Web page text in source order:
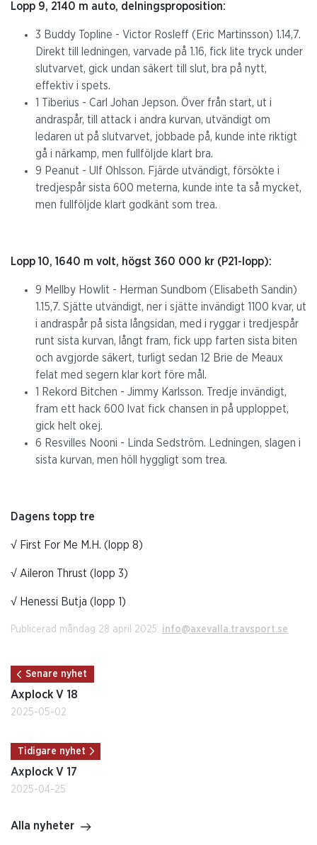
Lopp 9, 2140 m auto, delningsproposition:
3 Buddy Topline - Victor Rosleff (Eric Martinsson) 1.14,7.
Direkt till ledningen, varvade på 1.16, fick lite tryck under
slutvarvet, gick undan säkert till slut, bra på nytt,
effektiv i spets.
1 Tiberius - Carl Johan Jepson. Över från start, ut i
andraspår, till attack i andra kurvan, utvändigt om
ledaren ut på slutvarvet, jobbade på, kunde inte riktigt
gå i närkamp, men fullföljde klart bra.
9 Peanut - Ulf Ohlsson. Fjärde utvändigt, försökte i
tredjespår sista 600 meterna, kunde inte ta så mycket,
men fullföljde klart godkänt som trea.
Lopp 10, 1640 m volt, högst 360 000 kr (P21-lopp):
9 Mellby Howlit - Herman Sundbom (Elisabeth Sandin)
1.15,7. Sjätte utvändigt, ner i sjätte invändigt 1100 kvar, ut
i andraspår på sista långsidan, med i ryggar i tredjespår
runt sista kurvan, långt fram, fick upp farten sista biten
och avgjorde säkert, turligt sedan 12 Brie de Meaux
felat med segern klar kort före mål.
1 Rekord Bitchen - Jimmy Karlsson. Tredje invändigt,
fram ett hack 600 lvat fick chansen in på upploppet,
gick helt okej.
6 Resvilles Nooni - Linda Sedström. Ledningen, slagen i
sista kurvan, men höll hyggligt som trea.
Dagens topp tre
√ First For Me M.H. (lopp 8)
√ Aileron Thrust (lopp 3)
√ Henessi Butja (lopp 1)
Publicerad måndag 28 april 2025. info@axevalla.travsport.se
Senare nyhet
Axplock V 18
2025-05-02
Tidigare nyhet
Axplock V 17
2025-04-25
Alla nyheter